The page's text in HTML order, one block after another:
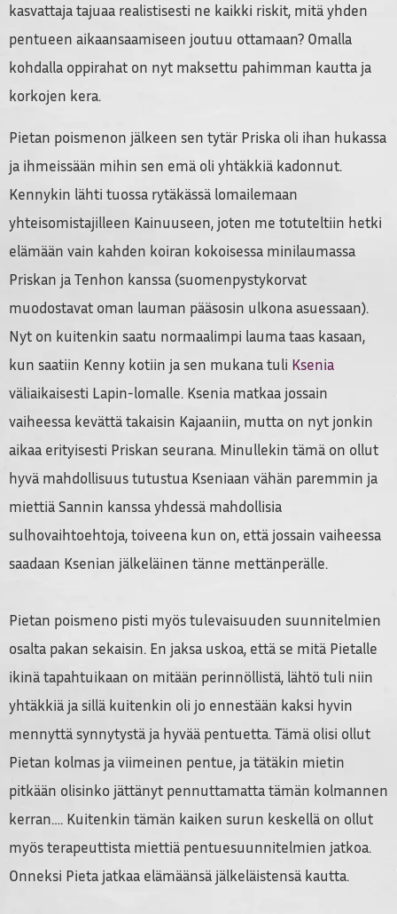
kasvattaja tajuaa realistisesti ne kaikki riskit, mitä yhden
pentueen aikaansaamiseen joutuu ottamaan? Omalla
kohdalla oppirahat on nyt maksettu pahimman kautta ja
korkojen kera.
Pietan poismenon jälkeen sen tytär Priska oli ihan hukassa
ja ihmeissään mihin sen emä oli yhtäkkiä kadonnut.
Kennykin lähti tuossa rytäkässä lomailemaan
yhteisomistajilleen Kainuuseen, joten me totuteltiin hetki
elämään vain kahden koiran kokoisessa minilaumassa
Priskan ja Tenhon kanssa (suomenpystykorvat
muodostavat oman lauman pääsosin ulkona asuessaan).
Nyt on kuitenkin saatu normaalimpi lauma taas kasaan,
kun saatiin Kenny kotiin ja sen mukana tuli Ksenia
väliaikaisesti Lapin-lomalle. Ksenia matkaa jossain
vaiheessa kevättä takaisin Kajaaniin, mutta on nyt jonkin
aikaa erityisesti Priskan seurana. Minullekin tämä on ollut
hyvä mahdollisuus tutustua Kseniaan vähän paremmin ja
miettiä Sannin kanssa yhdessä mahdollisia
sulhovaihtoehtoja, toiveena kun on, että jossain vaiheessa
saadaan Ksenian jälkeläinen tänne mettänperälle.
Pietan poismeno pisti myös tulevaisuuden suunnitelmien
osalta pakan sekaisin. En jaksa uskoa, että se mitä Pietalle
ikinä tapahtuikaan on mitään perinnöllistä, lähtö tuli niin
yhtäkkiä ja sillä kuitenkin oli jo ennestään kaksi hyvin
mennyttä synnytystä ja hyvää pentuetta. Tämä olisi ollut
Pietan kolmas ja viimeinen pentue, ja tätäkin mietin
pitkään olisinko jättänyt pennuttamatta tämän kolmannen
kerran…. Kuitenkin tämän kaiken surun keskellä on ollut
myös terapeuttista miettiä pentuesuunnitelmien jatkoa.
Onneksi Pieta jatkaa elämäänsä jälkeläistensä kautta.